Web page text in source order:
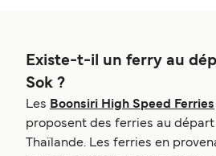
Existe-t-il un ferry au
Sok ?
Les Boonsiri High Speed Ferries
proposent des ferries au départ
Thaïlande. Les ferries en